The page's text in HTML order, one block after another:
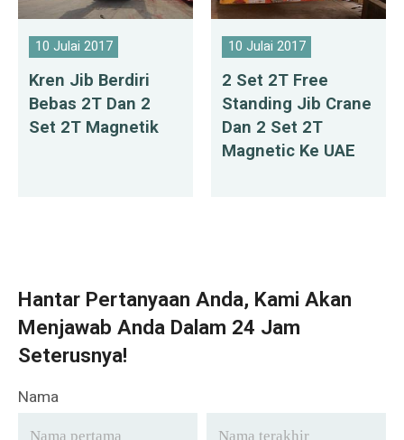
10 Julai 2017
Kren Jib Berdiri
Bebas 2T Dan 2
Set 2T Magnetik
10 Julai 2017
2 Set 2T Free
Standing Jib Crane
Dan 2 Set 2T
Magnetic Ke UAE
Hantar Pertanyaan Anda, Kami Akan
Menjawab Anda Dalam 24 Jam
Seterusnya!
Nama